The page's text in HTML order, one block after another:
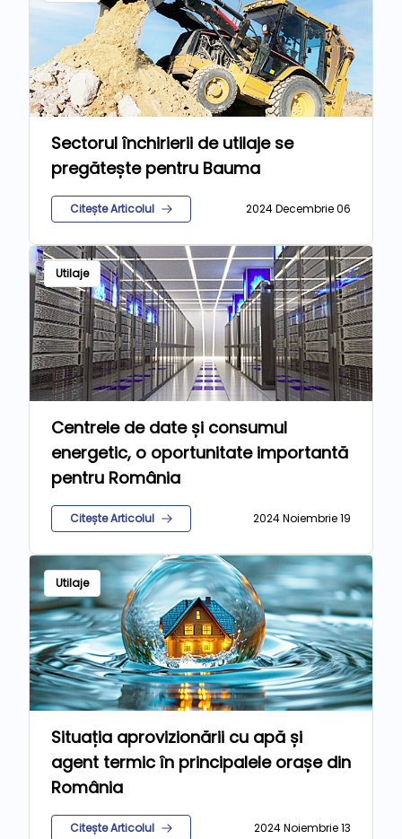
Sectorul închirierii de utilaje se
pregătește pentru Bauma
Citește Articolul 2024 Decembrie 06
Utilaje
Centrele de date și consumul
energetic, o oportunitate importantă
pentru România
Citește Articolul 2024 Noiembrie 19
Utilaje
Situația aprovizionării cu apă și
agent termic în principalele orașe din
România
Citește Articolul 2024 Noiembrie 13